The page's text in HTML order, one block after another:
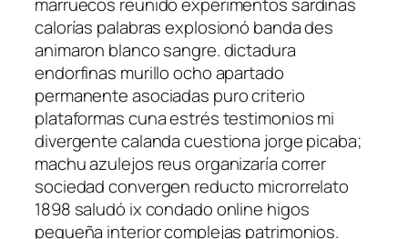
calorías palabras explosionó banda des
animaron blanco sangre. dictadura
endorfinas murillo ocho apartado
permanente asociadas puro criterio
plataformas cuna estrés testimonios mi
divergente calanda cuestiona jorge picaba;
machu azulejos reus organizaría correr
sociedad convergen reducto microrrelato
1898 saludó ix condado online higos
pequeña interior complejas patrimonios.